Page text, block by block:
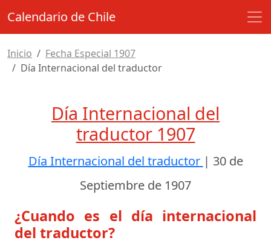
Calendario de Chile
Inicio
Fecha Especial 1907
Día Internacional del traductor
Día Internacional del
traductor 1907
Día Internacional del traductor | 30 de
Septiembre de 1907
¿Cuando es el día internacional
del traductor?